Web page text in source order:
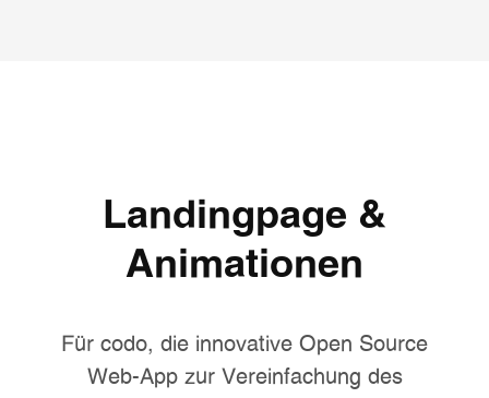
Landingpage &
Animationen
Für codo, die innovative Open Source
Web-App zur Vereinfachung des